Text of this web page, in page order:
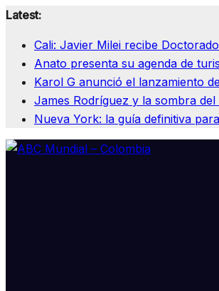
Skip
content
Latest:
Cali: Javier Milei recibe
Anato presenta su agenda de
Karol G anunció el lanzamiento
James Rodríguez y la sombra del
Nueva York: la guía definitiva